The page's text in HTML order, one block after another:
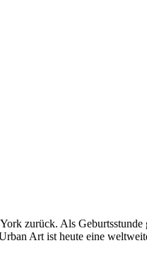
zurück. Als
Art ist heute eine